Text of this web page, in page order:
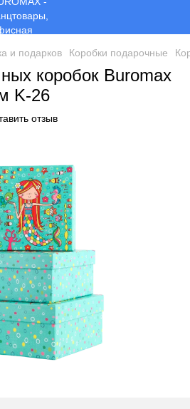
и подарков Коробки подарочные
коробок Buromax
K-26
отзыв